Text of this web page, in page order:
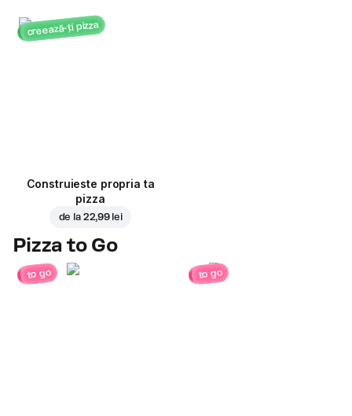
creează-ți pizza
Construieste propria ta
pizza
de la 22,99 lei
Pizza to Go
to go to go